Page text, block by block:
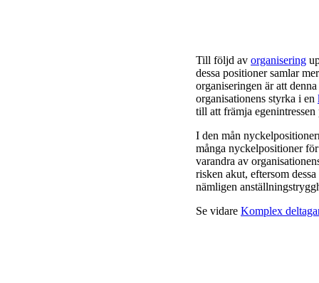
Till följd av organisering
dessa positioner samlar
organiseringen är att
organisationens styrka i en
till att främja
I den mån
många nyckelpositioner
varandra av
risken akut, eftersom
nämligen
Se vidare Komplex